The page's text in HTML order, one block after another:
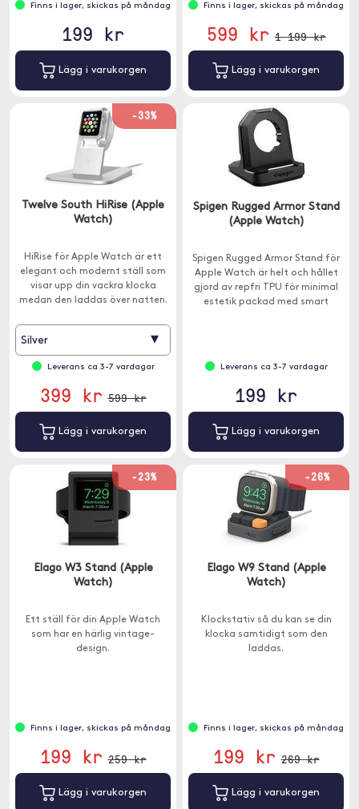
Finns i lager, skickas på måndag
199 kr
Lägg i varukorgen
Finns i lager, skickas på måndag
599 kr 1 199 kr
Lägg i varukorgen
-33%
Twelve South HiRise (Apple
Watch)
HiRise för Apple Watch är ett
elegant och modernt ställ som
visar upp din vackra klocka
medan den laddas över natten.
Silver ▾
Leverans ca 3-7 vardagar
399 kr 599 kr
Lägg i varukorgen
Spigen Rugged Armor Stand
(Apple Watch)
Spigen Rugged Armor Stand för
Apple Watch är helt och hållet
gjord av repfri TPU för minimal
estetik packad med smart
Leverans ca 3-7 vardagar
199 kr
Lägg i varukorgen
-23%
Elago W3 Stand (Apple
Watch)
Ett ställ för din Apple Watch
som har en härlig vintage-
design.
Finns i lager, skickas på måndag
199 kr 259 kr
Lägg i varukorgen
-26%
Elago W9 Stand (Apple
Watch)
Klockstativ så du kan se din
klocka samtidigt som den
laddas.
Finns i lager, skickas på måndag
199 kr 269 kr
Lägg i varukorgen